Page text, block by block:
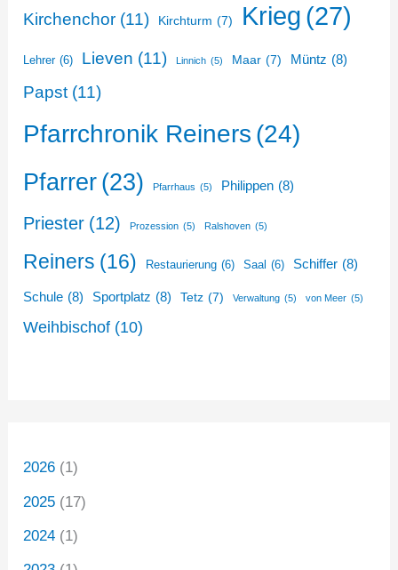
Kirchenchor (11) Kirchturm (7) Krieg (27)
Lehrer (6) Lieven (11) Linnich (5) Maar (7) Müntz (8)
Papst (11)
Pfarrchronik Reiners (24)
Pfarrer(23) Pfarrhaus (5) Philippen (8)
Priester (12) Prozession (5) Ralshoven (5)
Reiners (16) Restaurierung (6) Saal (6) Schiffer (8)
Schule (8) Sportplatz (8) Tetz (7) Verwaltung (5) von Meer (5)
Weihbischof (10)
2026 (1)
2025 (17)
2024 (1)